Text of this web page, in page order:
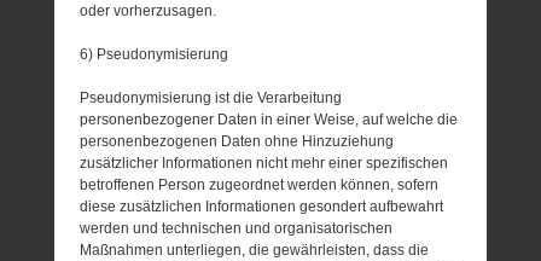
oder vorherzusagen.
6) Pseudonymisierung
Pseudonymisierung ist die Verarbeitung
personenbezogener Daten in einer Weise, auf welche die
personenbezogenen Daten ohne Hinzuziehung
zusätzlicher Informationen nicht mehr einer spezifischen
betroffenen Person zugeordnet werden können, sofern
diese zusätzlichen Informationen gesondert aufbewahrt
werden und technischen und organisatorischen
Maßnahmen unterliegen, die gewährleisten, dass die